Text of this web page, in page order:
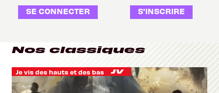
SE CONNECTER S'INSCRIRE
Nos classiques
Je vis des hauts et des bas